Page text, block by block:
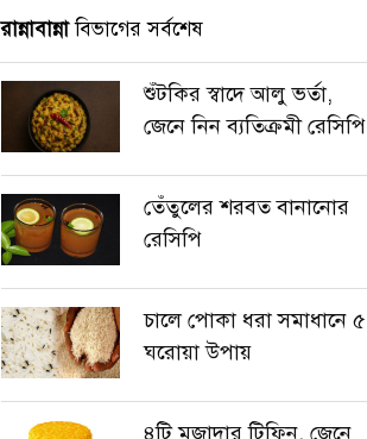
রান্নাবান্নাবিভাগের সর্বশেষ
শুঁটকির স্বাদে আলু ভর্তা,
জেনে নিন ব্যতিক্রমী রেসিপি
তেঁতুলের শরবত বানানোর
রেসিপি
চালে পোকা ধরা সমাধানে ৫
ঘরোয়া উপায়
৪টি মজাদার টিফিন, জেনে